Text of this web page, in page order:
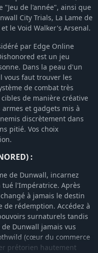
"Jeu de l'année", ainsi que
City Trials, La Lame de
le Void Walker's Arsenal.
par Edge Online
est un jeu
Dans la peau d'un
vous faut trouver les
de combat très
de manière créative
et gadgets mis à
discrètement dans
pitié. Vos choix
:
de Dunwall, incarnez
tué l'Impératrice. Après
à jamais le destin
de rédemption. Accédez à
surnaturels tandis
Dunwall jamais vus
(cœur du commerce
prétorien hautement